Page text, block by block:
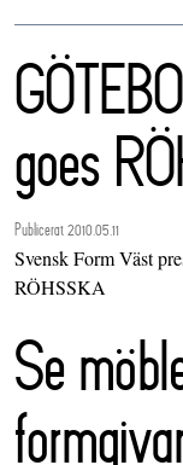
goes
Publicerat 2010.05.11
Svensk Form Väst
RÖHSSKA
Se